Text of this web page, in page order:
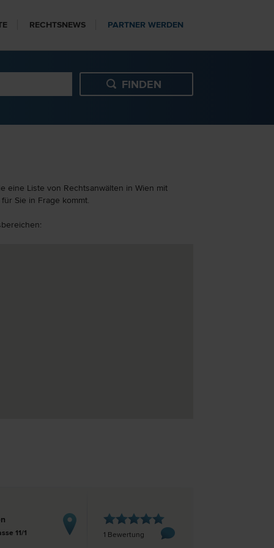
RECHTSNEWS PARTNER WERDEN
eine Liste von Rechtsanwälten in Wien mit
Sie in Frage kommt.
11/1 1 Bewertung